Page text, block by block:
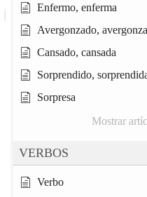
Enfermo, enferma
Avergonzado,
Cansado, cansada
Sorprendido,
Sorpresa
Mostrar
VERBOS
Verbo